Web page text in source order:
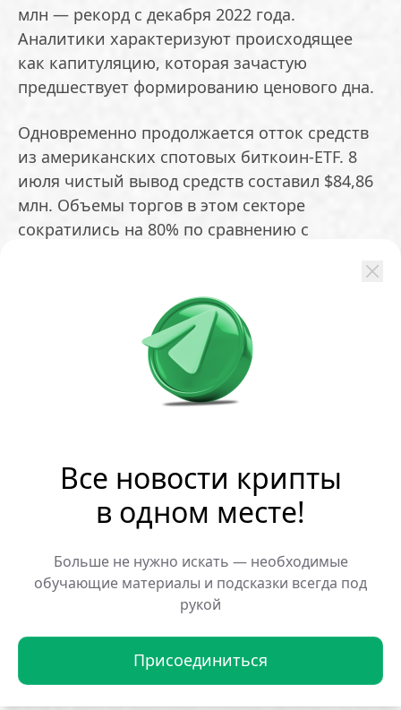
Все новости крипты
в одном месте!
Больше не нужно искать — необходимые
обучающие материалы и подсказки всегда под
рукой
Присоединиться
млн — рекорд с декабря 2022 года.
Аналитики характеризуют происходящее
как капитуляцию, которая зачастую
предшествует формированию ценового дна.
Одновременно продолжается отток средств
из американских спотовых биткоин-ETF. 8
июля чистый вывод средств составил $84,86
млн. Объемы торгов в этом секторе
сократились на 80% по сравнению с
При этом в сегменте Ethereum-ETF уже пятый
день подряд фиксируется приток капитала.
Эксперты QCP Capital отмечают нехватку
ограничивают возможности Федеральной
резервной системы.
В Glassnode полагают, что условия для смены
тренда уже сложились на уровне данных
блокчейна и деривативов. Однако для
подтверждения роста биткоину необходимо
закрепиться выше отметки $76 600, а также
должно сократиться давление со стороны
крупных продавцов.